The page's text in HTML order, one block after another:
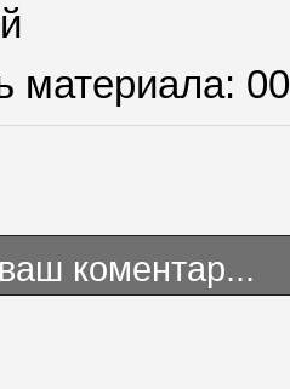
материала: